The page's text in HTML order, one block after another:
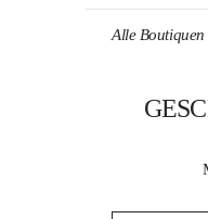
Alle Boutiquen